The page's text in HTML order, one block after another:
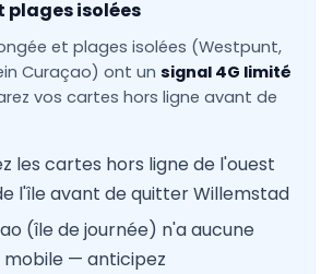
plages isolées
et plages isolées (Westpunt,
Curaçao) ont un signal 4G limité
vos cartes hors ligne avant de
les cartes hors ligne de l'ouest
l'île avant de quitter Willemstad
(île de journée) n'a aucune
— anticipez